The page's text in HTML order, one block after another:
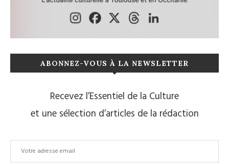
ABONNEZ-VOUS À LA NEWSLETTER
Recevez l’Essentiel de la Culture
et une sélection d’articles de la rédaction